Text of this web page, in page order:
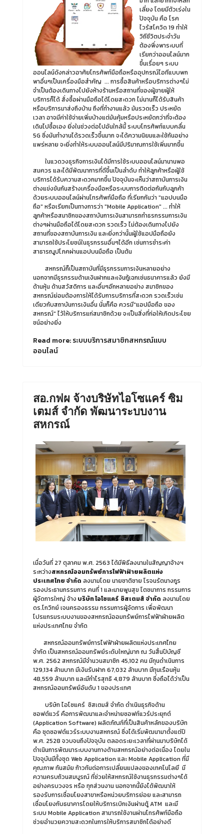
เลี่ยง โดยมีตัวเร่งใน
ปัจจุบัน คือ โรค
ไวรัสโควิด 19 ทำให้
วิถีชีวิตประจำวัน
ต้องพึ่งพาระบบที่
เรียกว่าออนไลน์มาก
ขึ้นเรื่อยๆ ระบบ
ออนไลน์ดังกล่าวอาศัยโทรศัพท์มือถือหรืออุปกรณ์ไอทีแบบพก
พาอื่นๆเป็นเครื่องมือสำคัญ ... การซื้อสินค้าหรือบริการต่างๆไม่
จำเป็นต้องเดินทางไปยังห้างร้านหรือสถานที่ของผู้ขายผู้ให้
บริการก็ได้ สั่งซื้อผ่านมือถือได้โดยสะดวก ไม่นานก็ได้รับสินค้า
หรือบริการมาส่งถึงบ้าน ถึงที่ทำงานแล้ว มันรวดเร็ว ประหยัด
เวลา อาจมีค่าใช้จ่ายเพิ่มบ้างแต่มันคุ้มหรือประหยัดกว่าที่จะต้อง
เดินไปซื้อเอง ยิ่งในช่วงต่อไปอันใกล้นี้ ระบบโทรศัพท์แบบคลื่น
5G ซึ่งมันทำงานได้รวดเร็วขึ้นมาก จะได้ความนิยมและใช้กันอย่าง
แพร่หลาย จะยิ่งทำให้ระบบออนไลน์มีปริมาณการใช้เพิ่มมากขึ้น
ในแวดวงธุรกิจการเงินได้มีการใช้ระบบออนไลน์มานานพอ
สมควร และได้มีพัฒนาการที่ดีขึ้นเป็นลำดับ ทำให้ลูกค้าหรือผู้ใช้
บริการได้รับความสะดวกมากขึ้น ปัจจุบันจะเห็นว่าสถาบันการเงิน
ต่างแข่งขันกันสร้างเครื่องมือหรือระบบการติดต่อกันกับลูกค้า
ด้วยระบบออนไลน์ผ่านโทรศัพท์มือถือ ที่เรียกกันว่า "แอปบนมือ
ถือ" หรือเรียกเป็นทางการว่า "Mobile Application" ... ทำให้
ลูกค้าหรือสมาชิกของสถาบันการเงินสามารถทำธรกรรมการเงิน
ต่างๆผ่านมือถือได้โดยสะดวก รวดเร็ว ไม่ต้องเดินทางไปยัง
สถานที่ของสถาบันการเงิน และยิ่งกว่านั้นผู้ใช้แอปมือถือยัง
สามารถใช้ประโยชน์ในธุรกรรมอื่นๆได้อีก เช่นการชำระค่า
สาธารณูปโภคผ่านแอปบนมือถือ เป็นต้น
สหกรณ์ก็เป็นสถาบันที่มีธุรกรรมการเงินหลายอย่าง
นอกจากมีธุรกรรมด้านเงินฝากและเงินกู้เฉกเช่นธนาคารแล้ว ยังมี
ด้านหุ้น ด้านสวัสดิการ และอื่นๆอีกหลายอย่าง สมาชิกของ
สหกรณ์ย่อมต้องการให้ได้รับการบริการที่สะดวก รวดเร็วเช่น
เดียวกับสถาบันการเงินอื่น นั่นก็คือ ควรมี"แอปมือถือ ของ
สหกรณ์" ไว้ให้บริการแก่สมาชิกด้วย จะเป็นสิ่งที่ก่อให้เกิดประโชย
ชน์อย่างยิ่ง
Read more: ระบบบริการสมาชิกสหกรณ์แบบ
ออนไลน์
สอ.กฟผ จ้างบริษัทไอโซแคร์ ซิม
เตมส์ จำกัด พัฒนาระบบงาน
สหกรณ์
เมื่อวันที่ 27 ตุลาคม พ.ศ. 2563 ได้มีพิธีลงนามในสัญญาจ้างฯ
ระหว่างสหกรณ์ออมทรัพย์การไฟฟ้าฝ่ายผลิตแห่ง
ประเทศไทย จำกัด ลงนามโดย นายชาติชาย โรจนรัตนางกูร
รองประธานกรรมการ คนที่ 1 และนายพูนสุข โตชนาการ กรรมการ
ผู้จัดการใหญ่ จ้าง บริษัท ไอโซแคร์ ซิสเตมส์ จำกัด ลงนามโดย
ดร.โกวิทย์ เจนครองธรรม กรรมการผู้จัดการ เพื่อพัฒนา
โปรแกรมระบบงานของสหกรณ์ออมทรัพย์การไฟฟ้าฝ่ายผลิต
แห่งประเทศไทย จำกัด
สหกรณ์ออมทรัพย์การไฟฟ้าฝ่ายผลิตแห่งประเทศไทย
จำกัด เป็นสหกรณ์ออมทรัพย์ระดับใหญ่มาก ณ วันสิ้นปีบัญชี
พ.ศ. 2562 สหกรณ์มีจำนวนสมาชิก 45,102 คน มีทุนดำเนินการ
129,134 ล้านบาท มีเงินรับฝาก 67,032 ล้านบาท มีทุนเรือนหุ้น
48,559 ล้านบาท และมีกำไรสุทธิ 4,879 ล้านบาท ซึ่งถือได้ว่าเป็น
สหกรณ์ออมทรัพย์อันดับ 1 ของประเทศ
บริษัท ไอโซแคร์ ซิสเตมส์ จำกัด ดำเนินธุรกิจด้าน
ซอฟต์แวร์ คือการพัฒนาและจำหน่ายซอฟท์แวร์ประยุกต์
(Application Software) ผลิตภัณฑ์ที่เป็นสินค้าหลักของบริษัท
คือ ชุดซอฟต์แวร์ระบบงานสหกรณ์ ซึ่งได้เริ่มพัฒนามาตั้งแต่ปี
พ.ศ. 2528 จวบจนถึงปัจจุบัน ตลอดระยะเวลาที่ผ่านมาบริษัทได้
ดำเนินการพัฒนาระบบงานทางด้านสหกรณ์อย่างต่อเนื่อง โดยใน
ปัจจุบันมีทั้งชุด Web Application และ Mobile Application ที่มี
คุณภาพ ทันสมัย ก้าวทันต่อการเปลี่ยนแปลงของเทคโนโลยี มี
ความครบถ้วนสมบูรณ์ ที่ช่วยให้สหกรณ์ใช้งานธุรกรรมต่างๆได้
อย่างครบวงจร หรือ ทุกส่วนงาน นอกจากนี้ยังได้พัฒนาให้
รองรับการเชื่อมโยงสาขาหรือหน่วยบริการย่อย และสามารถ
เชื่อมโยงกับธนาคารโดยให้บริการเบิกเงินผ่านตู้ ATM และมี
ระบบ Mobile Application สามารถใช้งานผ่านโทรศัพท์มือถือ
ช่วยอำนวยความสะดวกในการให้บริการสมาชิกได้อย่างดี